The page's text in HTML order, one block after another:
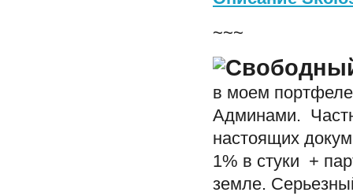
~~~
в моем
Админами.
настоящих
1% в стуки +
земле.